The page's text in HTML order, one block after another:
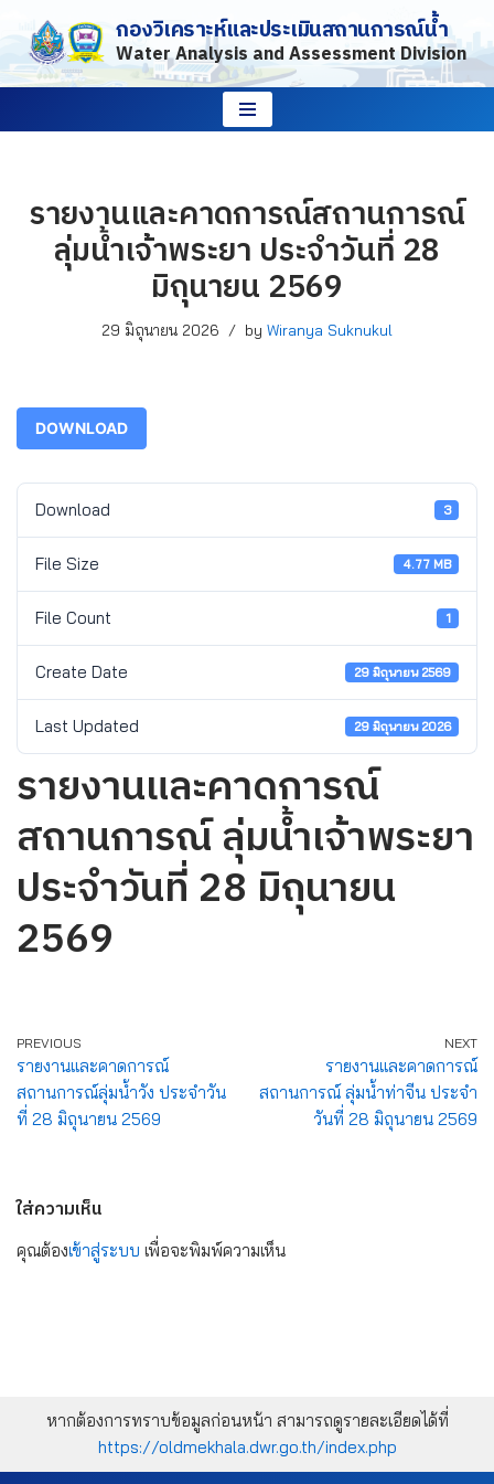
Skip
to
กองวิเคราะห์และประเมินสถานการณ์น้ำ
Water Analysis and Assessment Division
รายงานและคาดการณ์สถานการณ์
ลุ่มน้ำเจ้าพระยา ประจำวันที่ 28
มิถุนายน 2569
29 มิถุนายน 2026 by Wiranya Suknukul
DOWNLOAD
Download 3
File Size 4.77 MB
File Count 1
Create Date 29 มิถุนายน 2569
Last Updated 29 มิถุนายน 2026
รายงานและคาดการณ์
สถานการณ์ ลุ่มน้ำเจ้าพระยา
ประจำวันที่ 28 มิถุนายน
2569
PREVIOUS
รายงานและคาดการณ์
สถานการณ์ลุ่มน้ำวัง ประจำวัน
ที่ 28 มิถุนายน 2569
NEXT
รายงานและคาดการณ์
สถานการณ์ ลุ่มน้ำท่าจีน ประจำ
วันที่ 28 มิถุนายน 2569
ใส่ความเห็น
คุณต้องเข้าสู่ระบบ เพื่อจะพิมพ์ความเห็น
หากต้องการทราบข้อมูลก่อนหน้า สามารถดูรายละเอียดได้ที่
https://oldmekhala.dwr.go.th/index.php